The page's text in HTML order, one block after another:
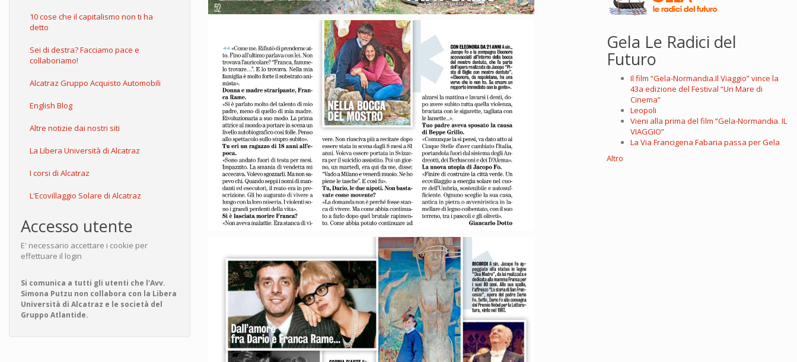
10 cose che il capitalismo non ti ha
detto
Sei di destra? Facciamo pace e
collaboriamo!
Alcatraz Gruppo Acquisto Automobili
English Blog
Altre notizie dai nostri siti
La Libera Università di Alcatraz
I corsi di Alcatraz
L'Ecovillaggio Solare di Alcatraz
Accesso utente
E' necessario accettare i cookie per
effettuare il login
Si comunica a tutti gli utenti che l'Avv.
Simona Putzu non collabora con la Libera
Università di Alcatraz e le società del
Gruppo Atlantide.
Gela Le Radici del
Futuro
Il film “Gela-Normandia.Il Viaggio” vince la
43a edizione del Festival “Un Mare di
Cinema”
Leopoli
Vieni alla prima del film “Gela-Normandia. IL
VIAGGIO”
La Via Francigena Fabaria passa per Gela
Altro